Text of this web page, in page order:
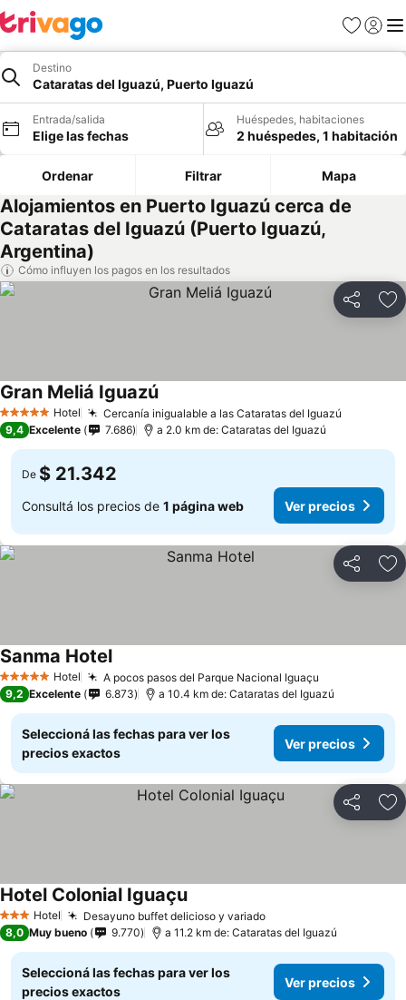
Favoritos
Iniciar
Destino
Cataratas del Iguazú, Puerto Iguazú
Entrada/salida
Elige las fechas
Huéspedes, habitaciones
2 huéspedes, 1 habitación
Ordenar Filtrar Mapa
Alojamientos en Puerto Iguazú cerca de
Cataratas del Iguazú (Puerto Iguazú,
Argentina)
Cómo influyen los pagos en los resultados
Compartir
5 Estrellas Hotel Cercanía inigualable a las Cataratas del Iguazú
Gran Meliá Iguazú
9,4 Excelente 7.686 a 2.0 km de: Cataratas del Iguazú
De $ 21.342
Consultá los precios de 1 página web Ver precios
Compartir
5 Estrellas Hotel A pocos pasos del Parque Nacional Iguaçu
Sanma Hotel
9,2 Excelente 6.873 a 10.4 km de: Cataratas del Iguazú
Seleccioná las fechas para ver los
precios exactos
Ver precios
Compartir
3 Estrellas
Hotel Desayuno buffet delicioso y variado
Hotel Colonial Iguaçu
8,0 Muy bueno 9.770 a 11.2 km de: Cataratas del Iguazú
Seleccioná las fechas para ver los
precios exactos
Ver precios